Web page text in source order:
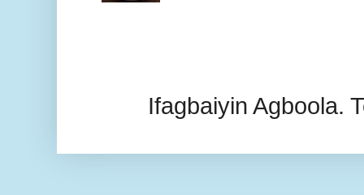
Ifagbaiyin Agboola.